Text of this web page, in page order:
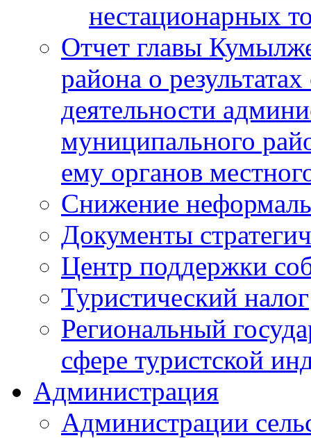
нестационарных
Отчет главы
района о
деятельности
муниципального
ему органов
Снижение
Документы
Центр поддержки
Туристический налог
Региональный
сфере туристской
Администрация
Администрации